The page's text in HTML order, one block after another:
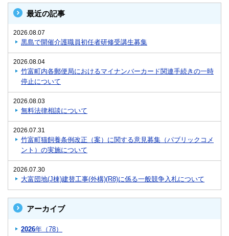
最近の記事
2026.08.07
黒島で開催介護職員初任者研修受講生募集
2026.08.04
竹富町内各郵便局におけるマイナンバーカード関連手続きの一時
停止について
2026.08.03
無料法律相談について
2026.07.31
竹富町猫飼養条例改正（案）に関する意見募集（パブリックコメ
ント）の実施について
2026.07.30
大富団地(J棟)建替工事(外構)(R8)に係る一般競争入札について
アーカイブ
2026年（78）